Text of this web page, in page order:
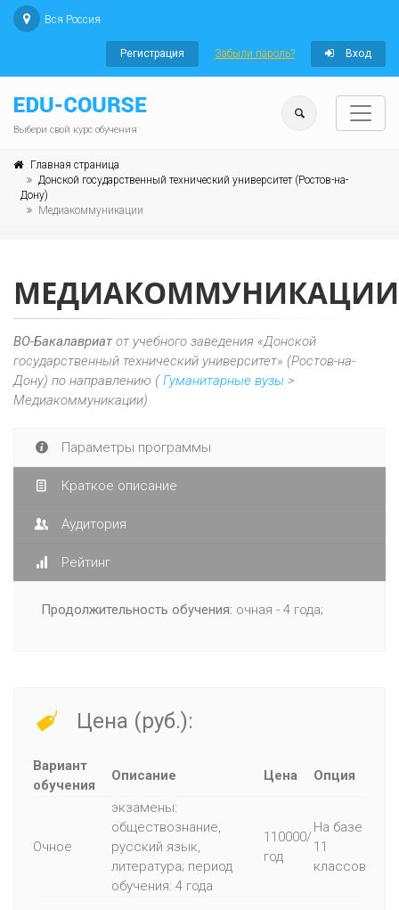
Вся Россия
Регистрация Забыли пароль? Вход
Выбери свой курс обучения
Главная страница
Донской государственный технический университет (Ростов-на-
Дону)
Медиакоммуникации
МЕДИАКОММУНИКАЦИИ
ВО-Бакалавриатот учебного заведения «Донской
государственный технический университет» (Ростов-на-
Дону) по направлению (Гуманитарные вузы >
Медиакоммуникации)
Параметры программы
Краткое описание
Аудитория
Рейтинг
Продолжительность обучения: очная - 4 года;
Цена (руб.):
Вариант
обучения
Описание Цена Опция
Очное
экзамены:
обществознание,
русский язык,
литература; период
обучения: 4 года
110000/
год
На базе
11
классов